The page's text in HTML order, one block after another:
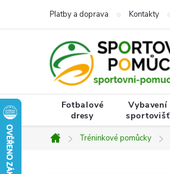
Platby a doprava Kontakty
Fotbalové
dresy
Vybavení
sportovišť
Domů
Tréninkové pomůcky